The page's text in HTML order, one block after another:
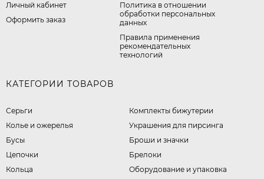
Личный кабинет
Оформить заказ
​Политика в отношении
обработки персональных
данных
Правила применения
рекомендательных
технологий
КАТЕГОРИИ ТОВАРОВ
Серьги
Колье и ожерелья
Бусы
Цепочки
Кольца
Комплекты бижутерии
Украшения для пирсинга
Броши и значки
Брелоки
Оборудование и упаковка